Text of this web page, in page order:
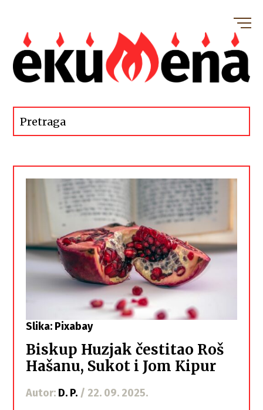
Slika: Pixabay
Biskup Huzjak čestitao Roš
Hašanu, Sukot i Jom Kipur
Autor: D. P. / 22. 09. 2025.